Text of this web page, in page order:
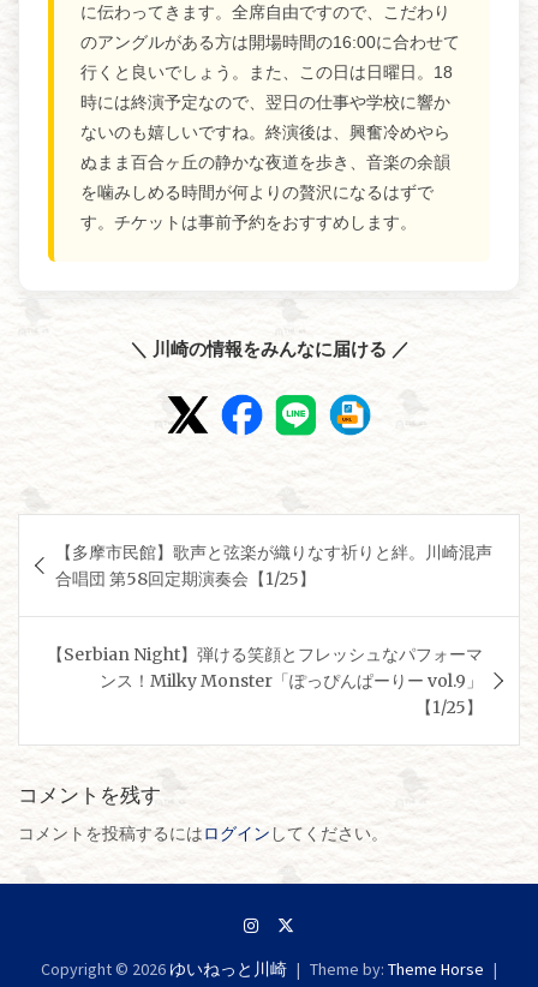
に伝わってきます。全席自由ですので、こだわり
のアングルがある方は開場時間の16:00に合わせて
行くと良いでしょう。また、この日は日曜日。18
時には終演予定なので、翌日の仕事や学校に響か
ないのも嬉しいですね。終演後は、興奮冷めやら
ぬまま百合ヶ丘の静かな夜道を歩き、音楽の余韻
を噛みしめる時間が何よりの贅沢になるはずで
す。チケットは事前予約をおすすめします。
＼ 川崎の情報をみんなに届ける ／
稿
ナ
シ
ョ
ン
【多摩市民館】歌声と弦楽が織りなす祈りと絆。川崎混声
合唱団 第58回定期演奏会【1/25】
【Serbian Night】弾ける笑顔とフレッシュなパフォーマ
ンス！Milky Monster「ぽっぴんぱーりー vol.9」
【1/25】
コメントを残す
コメントを投稿するにはログイン してください。
Copyright © 2026 ゆいねっと川崎 Theme by: Theme Horse